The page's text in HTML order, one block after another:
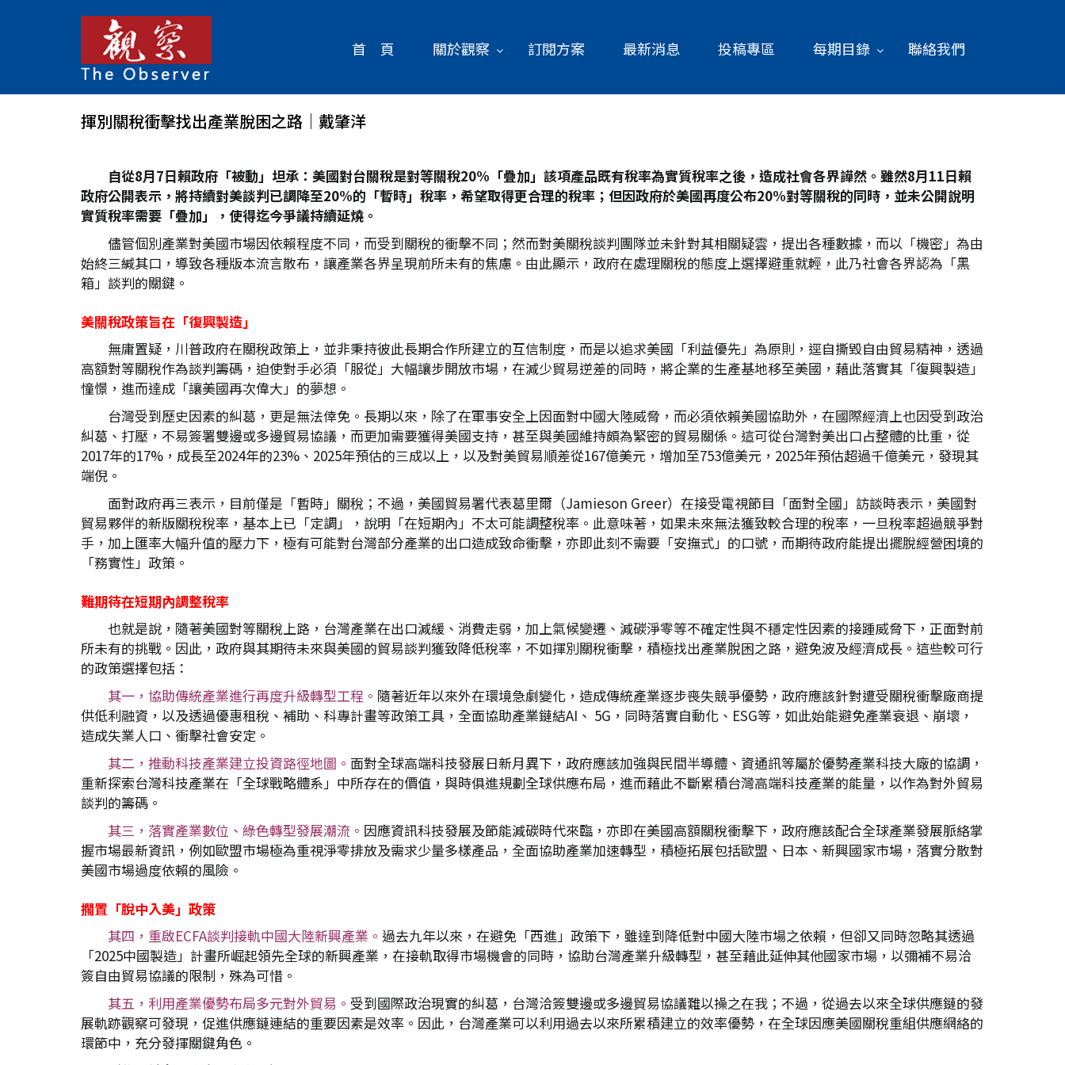
首 頁 關於觀察 訂閱方案 最新消息 投稿專區 每期目錄 聯絡我們
揮別關稅衝擊找出產業脫困之路│戴肇洋
自從8月7日賴政府「被動」坦承：美國對台關稅是對等關稅20% 「疊加」該項產品既有稅率為實質稅率之後，造成社會各界譁然。雖然8月11日賴
政府公開表示，將持續對美談判已調降至20%的「暫時」稅率，希望取得更合理的稅率；但因政府於美國再度公布20%對等關稅的同時，並未公開說明
實質稅率需要「疊加」，使得迄今爭議持續延燒。
儘管個別產業對美國市場因依賴程度不同，而受到關稅的衝擊不同；然而對美關稅談判團隊並未針對其相關疑雲，提出各種數據，而以「機密」為由
始終三緘其口，導致各種版本流言散布，讓產業各界呈現前所未有的焦慮。由此顯示，政府在處理關稅的態度上選擇避重就輕，此乃社會各界認為「黑
箱」談判的關鍵。
美關稅政策旨在「復興製造」
無庸置疑，川普政府在關稅政策上，並非秉持彼此長期合作所建立的互信制度，而是以追求美國「利益優先」為原則，逕自撕毀自由貿易精神，透過
高額對等關稅作為談判籌碼，迫使對手必須「服從」大幅讓步開放市場，在減少貿易逆差的同時，將企業的生產基地移至美國，藉此落實其「復興製造」
憧憬，進而達成「讓美國再次偉大」的夢想。
台灣受到歷史因素的糾葛，更是無法倖免。長期以來，除了在軍事安全上因面對中國大陸威脅，而必須依賴美國協助外，在國際經濟上也因受到政治
糾葛、打壓，不易簽署雙邊或多邊貿易協議，而更加需要獲得美國支持，甚至與美國維持頗為緊密的貿易關係。這可從台灣對美出口占整體的比重，從
2017年的17%，成長至2024年的23%、2025年預估的三成以上，以及對美貿易順差從167億美元，增加至753億美元，2025年預估超過千億美元，發現其
端倪。
面對政府再三表示，目前僅是「暫時」關稅；不過，美國貿易署代表葛里爾（Jamieson Greer）在接受電視節目「面對全國」訪談時表示，美國對
貿易夥伴的新版關稅稅率，基本上已「定調」，說明「在短期內」不太可能調整稅率。此意味著，如果未來無法獲致較合理的稅率，一旦稅率超過競爭對
手，加上匯率大幅升值的壓力下，極有可能對台灣部分產業的出口造成致命衝擊，亦即此刻不需要「安撫式」的口號，而期待政府能提出擺脫經營困境的
「務實性」政策。
難期待在短期內調整稅率
也就是說，隨著美國對等關稅上路，台灣產業在出口減緩、消費走弱，加上氣候變遷、減碳淨零等不確定性與不穩定性因素的接踵威脅下，正面對前
所未有的挑戰。因此，政府與其期待未來與美國的貿易談判獲致降低稅率，不如揮別關稅衝擊，積極找出產業脫困之路，避免波及經濟成長。這些較可行
的政策選擇包括：
其一，協助傳統產業進行再度升級轉型工程。 隨著近年以來外在環境急劇變化，造成傳統產業逐步喪失競爭優勢，政府應該針對遭受關稅衝擊廠商提
供低利融資，以及透過優惠租稅、補助、科專計畫等政策工具，全面協助產業鏈結AI、 5G，同時落實自動化、ESG等，如此始能避免產業衰退、崩壞，
造成失業人口、衝擊社會安定。
其二，推動科技產業建立投資路徑地圖。 面對全球高端科技發展日新月異下，政府應該加強與民間半導體、資通訊等屬於優勢產業科技大廠的協調，
重新探索台灣科技產業在「全球戰略體系」中所存在的價值，與時俱進規劃全球供應布局，進而藉此不斷累積台灣高端科技產業的能量，以作為對外貿易
談判的籌碼。
其三，落實產業數位、綠色轉型發展潮流。 因應資訊科技發展及節能減碳時代來臨，亦即在美國高額關稅衝擊下，政府應該配合全球產業發展脈絡掌
握市場最新資訊，例如歐盟市場極為重視淨零排放及需求少量多樣產品，全面協助產業加速轉型，積極拓展包括歐盟、日本、新興國家市場，落實分散對
美國市場過度依賴的風險。
擱置「脫中入美」政策
其四，重啟ECFA談判接軌中國大陸新興產業。 過去九年以來，在避免「西進」政策下，雖達到降低對中國大陸市場之依賴，但卻又同時忽略其透過
「2025中國製造」計畫所崛起領先全球的新興產業，在接軌取得市場機會的同時，協助台灣產業升級轉型，甚至藉此延伸其他國家市場，以彌補不易洽
簽自由貿易協議的限制，殊為可惜。
其五，利用產業優勢布局多元對外貿易。 受到國際政治現實的糾葛，台灣洽簽雙邊或多邊貿易協議難以操之在我；不過，從過去以來全球供應鏈的發
展軌跡觀察可發現，促進供應鏈連結的重要因素是效率。因此，台灣產業可以利用過去以來所累積建立的效率優勢，在全球因應美國關稅重組供應網絡的
環節中，充分發揮關鍵角色。